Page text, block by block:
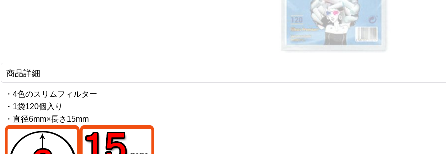
商品詳細
・4色のスリムフィルター
・1袋120個入り
・直径6mm×長さ15mm